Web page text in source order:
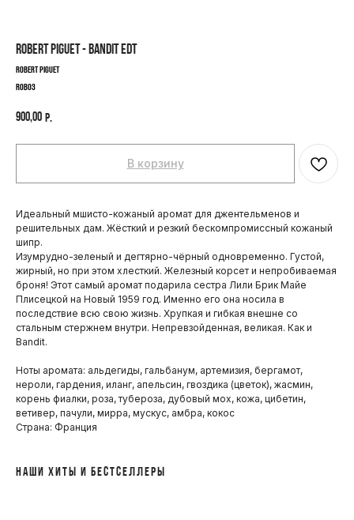
ROBERT PIGUET - BANDIT EDT
Robert Piguet
ROB03
900,00 р.
В корзину
Идеальный мшисто-кожаный аромат для джентельменов и
решительных дам. Жёсткий и резкий бескомпромиссный кожаный
шипр.
Изумрудно-зеленый и дегтярно-чёрный одновременно. Густой,
жирный, но при этом хлесткий. Железный корсет и непробиваемая
броня! Этот самый аромат подарила сестра Лили Брик Майе
Плисецкой на Новый 1959 год. Именно его она носила в
последствие всю свою жизнь. Хрупкая и гибкая внешне со
стальным стержнем внутри. Непревзойденная, великая. Как и
Bandit.
Ноты аромата: альдегиды, гальбанум, артемизия, бергамот,
нероли, гардения, иланг, апельсин, гвоздика (цветок), жасмин,
корень фиалки, роза, тубероза, дубовый мох, кожа, цибетин,
ветивер, пачули, мирра, мускус, амбра, кокос
Страна: Франция
НАШИ ХИТЫ И БЕСТСЕЛЛЕРЫ
ПОКУПАТЕЛЯМ
О БРЕНДЕ
ИНСТАГРАМ*
ВКОНТАКТЕ